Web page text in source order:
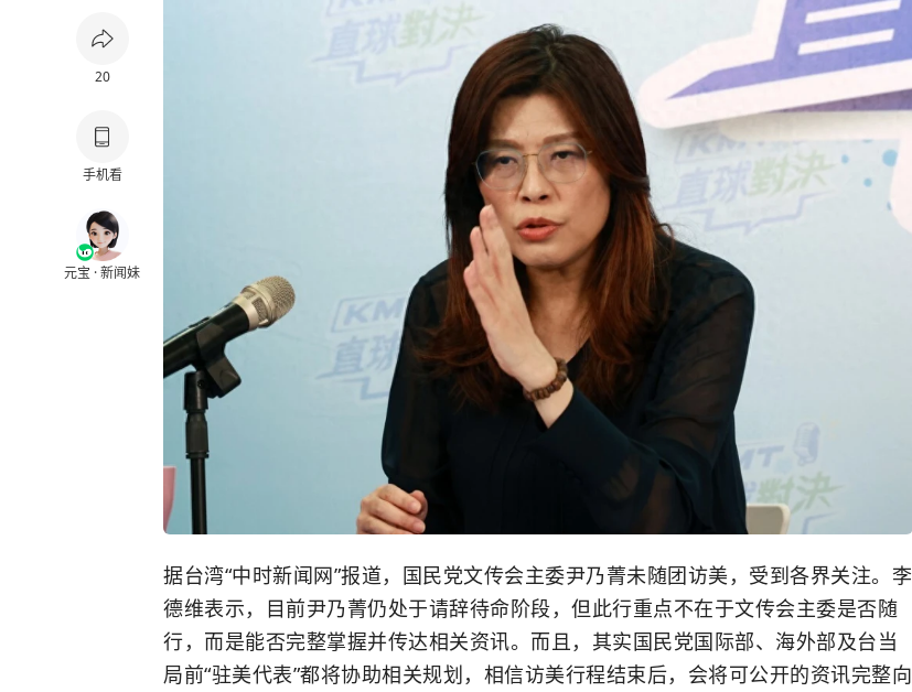
20
手机看
元宝 · 新闻妹
据台湾“中时新闻网”报道，国民党文传会主委尹乃菁未随团访美，受到各界关注。李
德维表示，目前尹乃菁仍处于请辞待命阶段，但此行重点不在于文传会主委是否随
行，而是能否完整掌握并传达相关资讯。而且，其实国民党国际部、海外部及台当
局前“驻美代表”都将协助相关规划，相信访美行程结束后，会将可公开的资讯完整向